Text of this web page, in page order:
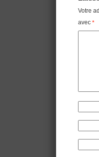
Votre
avec *